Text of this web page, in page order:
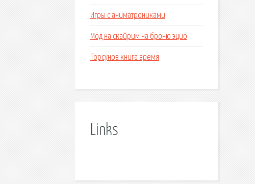
Игры с аниматрониками
Мод на скайрим на броню эцио
Торсунов книга время
Links